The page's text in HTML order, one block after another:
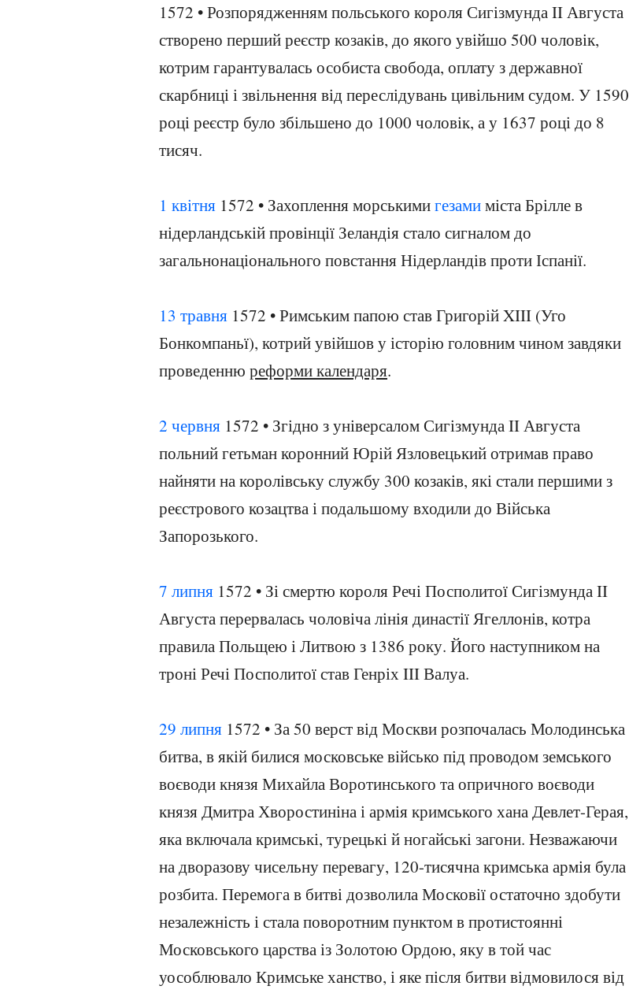
1572 • Розпорядженням польського короля Сигізмунда II Августа
створено перший реєстр козаків, до якого увійшо 500 чоловік,
котрим гарантувалась особиста свобода, оплату з державної
скарбниці і звільнення від переслідувань цивільним судом. У 1590
році реєстр було збільшено до 1000 чоловік, а у 1637 році до 8
тисяч.
1 квітня 1572 • Захоплення морськимигезамиміста Брілле в
нідерландській провінції Зеландія стало сигналом до
загальнонаціонального повстання Нідерландів проти Іспанії.
13 травня 1572 • Римським папою став Григорій XIII (Уго
Бонкомпаньї), котрий увійшов у історію головним чином завдяки
проведенню реформи календаря.
2 червня 1572 • Згідно з універсалом Сигізмунда II Августа
польний гетьман коронний Юрій Язловецький отримав право
найняти на королівську службу 300 козаків, які стали першими з
реєстрового козацтва і подальшому входили до Війська
Запорозького.
7 липня 1572 • Зі смертю короля Речі Посполитої Сигізмунда II
Августа перервалась чоловіча лінія династії Ягеллонів, котра
правила Польщею і Литвою з 1386 року. Його наступником на
троні Речі Посполитої став Генріх III Валуа.
29 липня 1572 • За 50 верст від Москви розпочалась Молодинська
битва, в якій билися московське військо під проводом земського
воєводи князя Михайла Воротинського та опричного воєводи
князя Дмитра Хворостиніна і армія кримського хана Девлет-Герая,
яка включала кримські, турецькі й ногайські загони. Незважаючи
на дворазову чисельну перевагу, 120-тисячна кримська армія була
розбита. Перемога в битві дозволила Московії остаточно здобути
незалежність і стала поворотним пунктом в протистоянні
Московського царства із Золотою Ордою, яку в той час
уособлювало Кримське ханство, і яке після битви відмовилося від